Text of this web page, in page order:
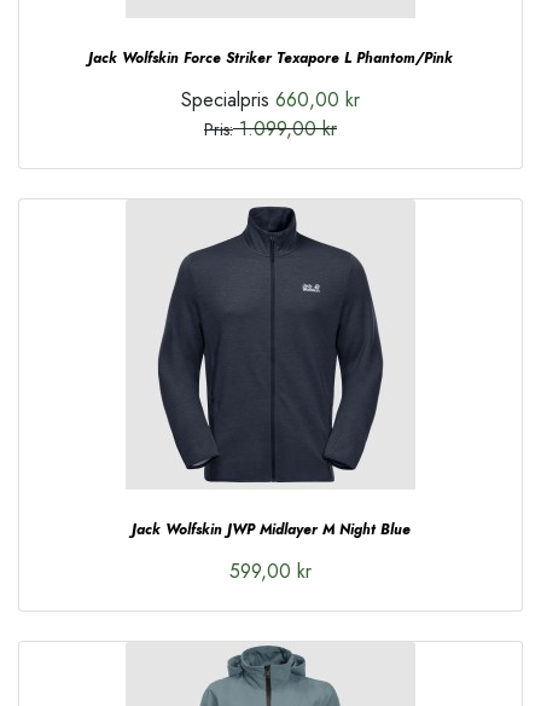
Jack Wolfskin Force Striker Texapore L Phantom/Pink
Specialpris 660,00 kr
Pris: 1.099,00 kr
Jack Wolfskin JWP Midlayer M Night Blue
599,00 kr